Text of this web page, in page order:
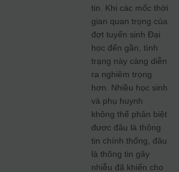
tin. Khi các mốc thời
gian quan trọng của
đợt tuyển sinh Đại
học đến gần, tình
trạng này càng diễn
ra nghiêm trọng
hơn. Nhiều học sinh
và phụ huynh
không thể phân biệt
được đâu là thông
tin chính thống, đâu
là thông tin gây
nhiễu đã khiến cho